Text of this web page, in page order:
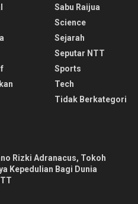
Sabu Raijua
Science
Sejarah
Seputar NTT
Sports
Tech
Tidak Berkategori
Rizki Adranacus, Tokoh
Kepedulian Bagi Dunia